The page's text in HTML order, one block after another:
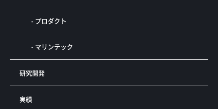
- プロダクト
- マリンテック
研究開発
実績